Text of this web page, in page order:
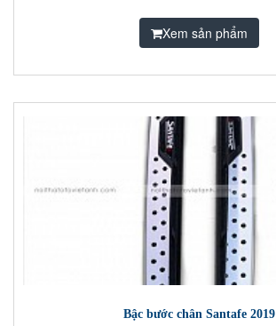
Xem sản phẩm
Bậc bước chân Santafe 2019